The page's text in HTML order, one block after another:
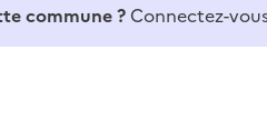
commune ? Connectez-